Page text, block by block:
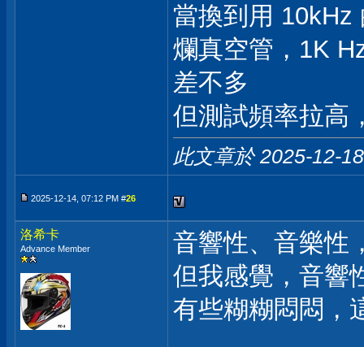
當換到用 10kHz
爛真空管，1K
差不多
但測試頻率拉高
此文章於 2025-12-
2025-12-14, 07:12 PM #26
洛希卡
Advance Member
音響性、音樂性
但我感覺，音響
有些糊糊悶悶，